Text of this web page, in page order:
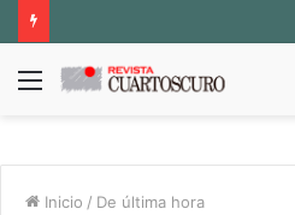
Menú
Inicio / De última hora